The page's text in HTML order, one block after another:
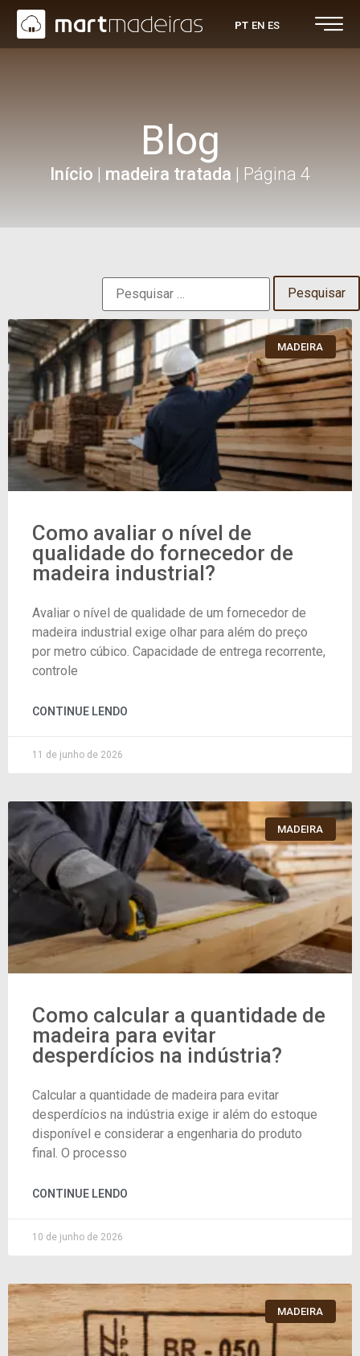
PT EN ES
Blog
Início | madeira tratada | Página 4
MADEIRA
Como avaliar o nível de
qualidade do fornecedor de
madeira industrial?
Avaliar o nível de qualidade de um fornecedor de
madeira industrial exige olhar para além do preço
por metro cúbico. Capacidade de entrega recorrente,
controle
CONTINUE LENDO
11 de junho de 2026
MADEIRA
Como calcular a quantidade de
madeira para evitar
desperdícios na indústria?
Calcular a quantidade de madeira para evitar
desperdícios na indústria exige ir além do estoque
disponível e considerar a engenharia do produto
final. O processo
CONTINUE LENDO
10 de junho de 2026
MADEIRA